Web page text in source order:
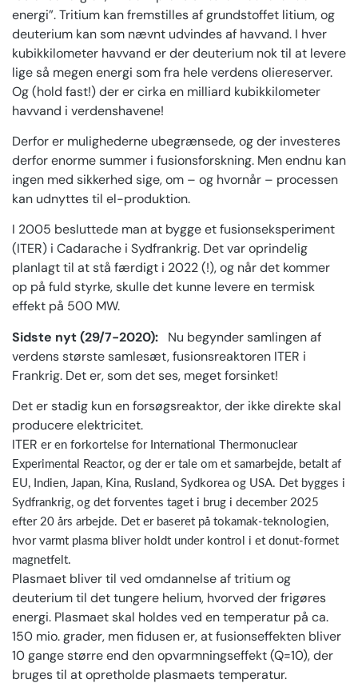
energi”. Tritium kan fremstilles af grundstoffet litium, og
deuterium kan som nævnt udvindes af havvand. I hver
kubikkilometer havvand er der deuterium nok til at levere
lige så megen energi som fra hele verdens oliereserver.
Og (hold fast!) der er cirka en milliard kubikkilometer
havvand i verdenshavene!
Derfor er mulighederne ubegrænsede, og der investeres
derfor enorme summer i fusionsforskning. Men endnu kan
ingen med sikkerhed sige, om – og hvornår – processen
kan udnyttes til el-produktion.
I 2005 besluttede man at bygge et fusionseksperiment
(ITER) i Cadarache i Sydfrankrig. Det var oprindelig
planlagt til at stå færdigt i 2022 (!), og når det kommer
op på fuld styrke, skulle det kunne levere en termisk
effekt på 500 MW.
Sidste nyt (29/7-2020): Nu begynder samlingen af
verdens største samlesæt, fusionsreaktoren ITER i
Frankrig. Det er, som det ses, meget forsinket!
Det er stadig kun en forsøgsreaktor, der ikke direkte skal
producere elektricitet.
ITER er en forkortelse for International Thermonuclear
Experimental Reactor, og der er tale om et samarbejde, betalt af
EU, Indien, Japan, Kina, Rusland, Sydkorea og USA. Det bygges i
Sydfrankrig, og det forventes taget i brug i december 2025
efter 20 års arbejde. Det er baseret på tokamak-teknologien,
hvor varmt plasma bliver holdt under kontrol i et donut-formet
magnetfelt.
Plasmaet bliver til ved omdannelse af tritium og
deuterium til det tungere helium, hvorved der frigøres
energi. Plasmaet skal holdes ved en temperatur på ca.
150 mio. grader, men fidusen er, at fusionseffekten bliver
10 gange større end den opvarmningseffekt (Q=10), der
bruges til at opretholde plasmaets temperatur.